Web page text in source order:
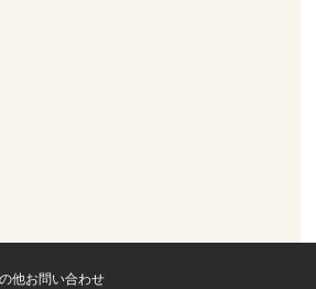
他お問い合わせ